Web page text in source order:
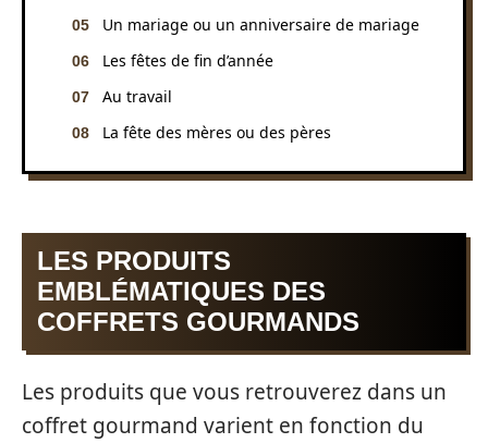
Un mariage ou un anniversaire de mariage
Les fêtes de fin d’année
Au travail
La fête des mères ou des pères
LES PRODUITS
EMBLÉMATIQUES DES
COFFRETS GOURMANDS
Les produits que vous retrouverez dans un
coffret gourmand varient en fonction du